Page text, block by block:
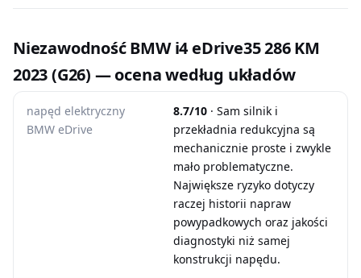
Niezawodność BMW i4 eDrive35 286 KM
2023 (G26) — ocena według układów
napęd elektryczny
BMW eDrive
8.7/10 · Sam silnik i
przekładnia redukcyjna są
mechanicznie proste i zwykle
mało problematyczne.
Największe ryzyko dotyczy
raczej historii napraw
powypadkowych oraz jakości
diagnostyki niż samej
konstrukcji napędu.